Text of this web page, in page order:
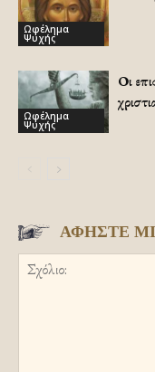
Ωφέλημα
Ψυχής
Ωφέλημα
Ψυχής
Οι
ΑΦΗΣΤΕ